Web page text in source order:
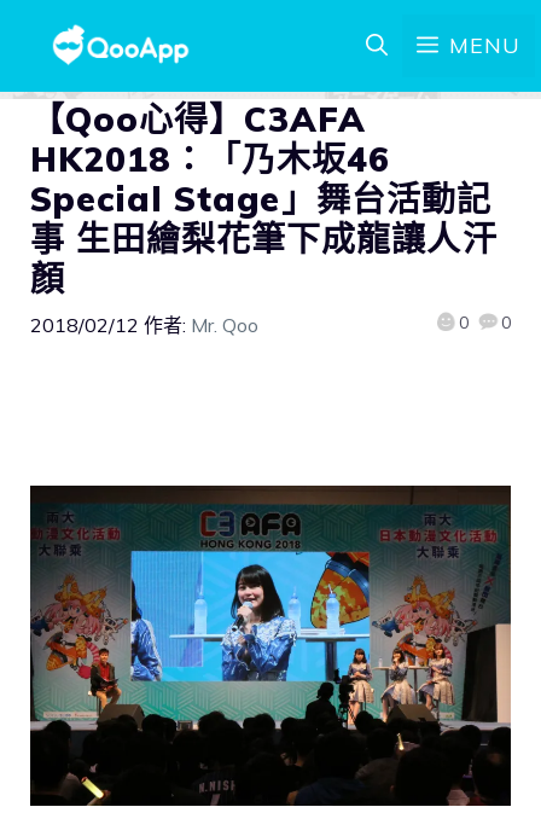
MENU
【Qoo心得】C3AFA
HK2018：「乃木坂46
Special Stage」舞台活動記
事 生田繪梨花筆下成龍讓人汗
顏
2018/02/12 作者: Mr. Qoo 0 0